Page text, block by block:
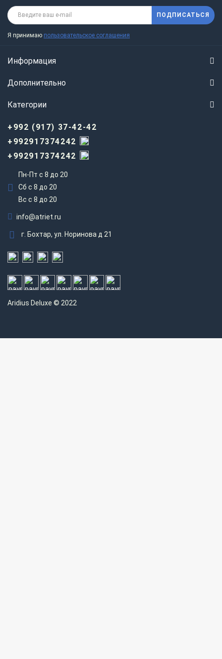
ПОДПИСАТЬСЯ
Я принимаю пользовательское соглашения
Информация
Дополнительно
Категории
+992 (917) 37-42-42
+992917374242
+992917374242
Пн-Пт с 8 до 20
Сб с 8 до 20
Вс c 8 до 20
info@atriet.ru
г. Бохтар, ул. Норинова д 21
Aridius Deluxe © 2022